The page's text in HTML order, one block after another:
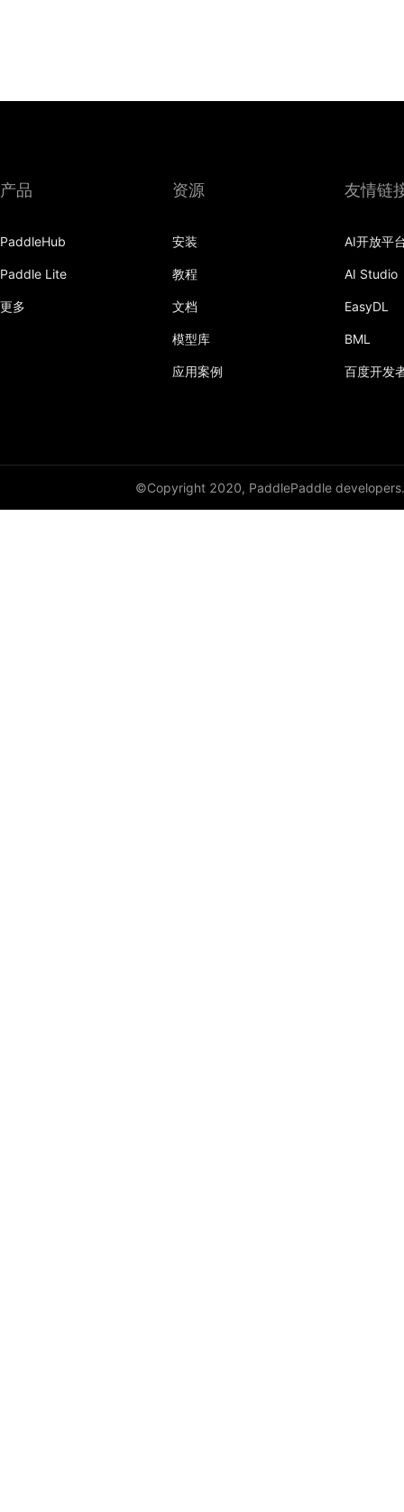
产品
PaddleHub
Paddle Lite
更多
资源
安装
教程
文档
模型库
应用案例
友情链
AI开放平
AI Studio
EasyDL
BML
百度开发
©Copyright 2020, PaddlePaddle developers.